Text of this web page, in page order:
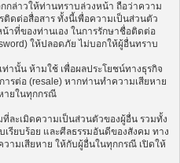
กล่าวให้ท่านทราบล่วงหน้า ถือว่าความ
ติดต่อสื่อสาร ทั้งนี้เพื่อความเป็นส่วนตัว
าที่ของท่านเอง ในการรักษาชื่อติดต่อ
ให้ปลอดภัย ไม่บอกให้ผู้อื่นทราบ
านั้น ห้ามใช้ เพื่อผลประโยชน์ทางธุรกิจ
รต่อ (resale) หากท่านทำความเสียหาย
ายในทุกกรณี
ละเมิดความเป็นส่วนตัวของผู้อื่น รวมทั้ง
รียบร้อย และศีลธรรมอันดีของสังคม ทาง
ามเสียหาย ให้กับผู้อื่นในทุกกรณี เปิดให้